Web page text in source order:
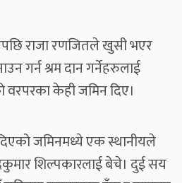
राजा रणजितले खुसी भएर
गर्न श्रम दान गर्नेहरुलाई
वरपरका केही जमिन दिए।
जमिनमध्ये एक स्थानीयले
शिल्पकारलाई बेचे। दुई सय